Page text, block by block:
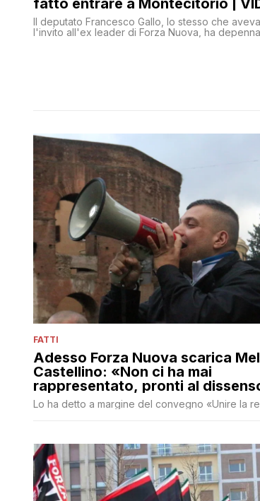
fatto entrare a Montecitorio |
Il deputato Francesco Gallo, lo stesso che
l'invito all'ex leader di Forza Nuova, ha
FATTI
Adesso Forza Nuova scarica
Castellino: «Non ci ha mai
rappresentato, pronti al
Lo ha detto a margine del convegno «Unire la